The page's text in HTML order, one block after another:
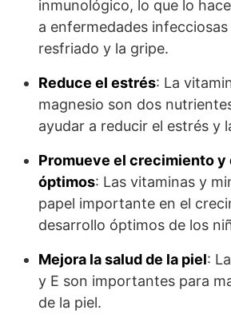
inmunológico, lo que lo
a enfermedades
resfriado y la gripe.
Reduce el estrés: La
magnesio son dos
ayudar a reducir el estrés y
Promueve el crecimiento y
óptimos: Las vitaminas y
papel importante en el
desarrollo óptimos de los
Mejora la salud de la piel:
y E son importantes para
de la piel.